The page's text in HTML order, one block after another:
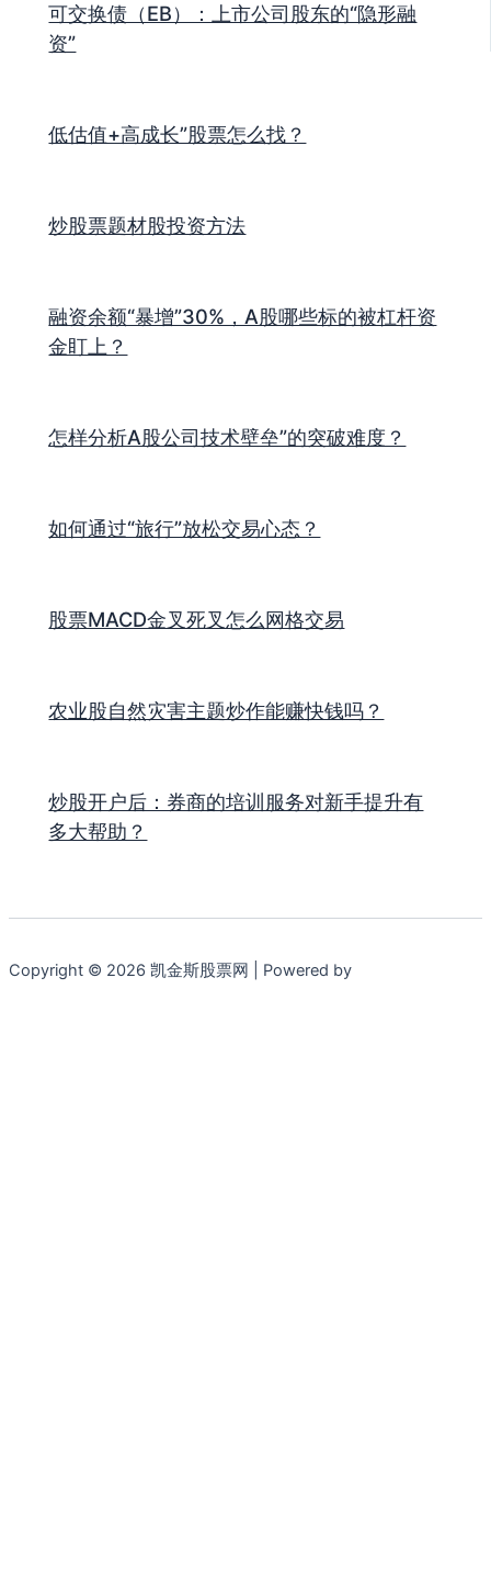
可交换债（EB）：上市公司股东的“隐形融
资”
低估值+高成长”股票怎么找？
炒股票题材股投资方法
融资余额“暴增”30%，A股哪些标的被杠杆资
金盯上？
怎样分析A股公司技术壁垒”的突破难度？
如何通过“旅行”放松交易心态？
股票MACD金叉死叉怎么网格交易
农业股自然灾害主题炒作能赚快钱吗？
炒股开户后：券商的培训服务对新手提升有
多大帮助？
Copyright © 2026 凯金斯股票网 | Powered by